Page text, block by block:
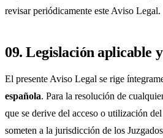
revisar periódicamente este Aviso Legal.
09. Legislación aplicable
El presente Aviso Legal se rige
española. Para la resolución de
que se derive del acceso o utilización
someten a la jurisdicción de los